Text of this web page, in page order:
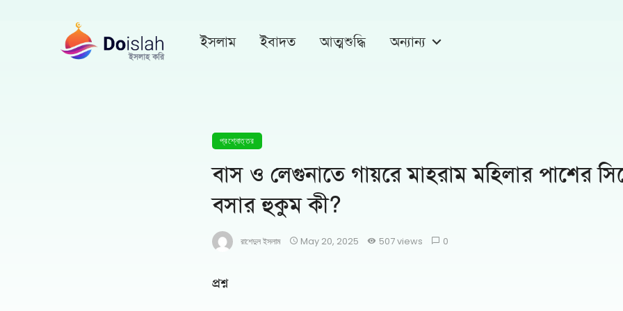
ইসলাম ইবাদত আত্মশুদ্ধি অন্যান্য
প্রশ্নোত্তর
বাস ও লেগুনাতে গায়রে মাহরাম মহিলার পাশের
বসার হুকুম কী?
রাশেদুল ইসলাম May 20, 2025 507 views 0
প্রশ্ন